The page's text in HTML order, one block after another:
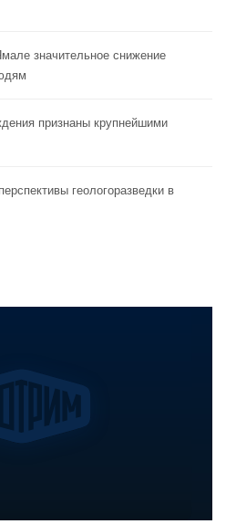
значительное снижение
признаны крупнейшими
геологоразведки в